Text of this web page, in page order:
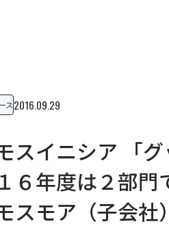
ス2016.09.29
スイニシア 「
６年度は２部
スモア（子会